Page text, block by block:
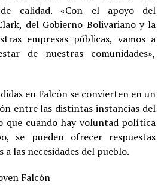
calidad. «Con el apoyo del
del Gobierno Bolivariano y la
empresas públicas, vamos a
de nuestras comunidades»,
en Falcón se convierten en un
entre las distintas instancias del
que cuando hay voluntad política
se pueden ofrecer respuestas
las necesidades del pueblo.
Falcón